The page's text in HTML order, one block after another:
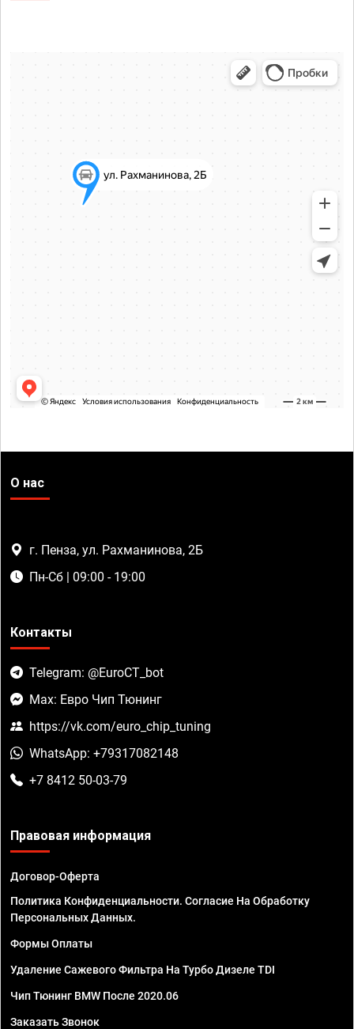
О нас
г. Пенза, ул. Рахманинова, 2Б
Пн-Сб | 09:00 - 19:00
Контакты
Telegram: @EuroCT_bot
Max: Евро Чип Тюнинг
https://vk.com/euro_chip_tuning
WhatsApp: +79317082148
+7 8412 50-03-79
Правовая информация
Договор-Оферта
Политика Конфиденциальности. Согласие На Обработку
Персональных Данных.
Формы Оплаты
Удаление Сажевого Фильтра На Турбо Дизеле TDI
Чип Тюнинг BMW После 2020.06
Заказать Звонок